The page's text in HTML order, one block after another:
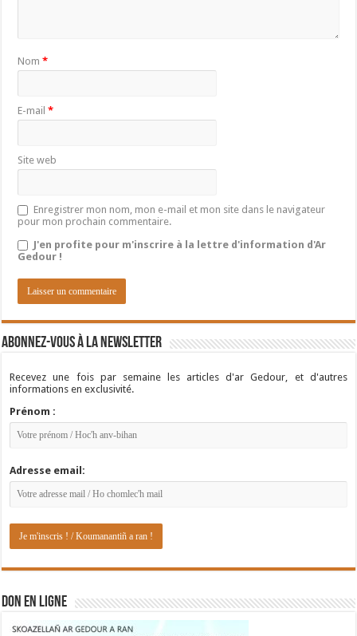
Nom*
E-mail*
Site web
Enregistrer mon nom, mon e-mail et mon site dans le navigateur
pour mon prochain commentaire.
J'en profite pour m'inscrire à la lettre d'information d'Ar
Gedour !
Abonnez-vous à la newsletter
Recevez une fois par semaine les articles d'ar Gedour, et d'autres
informations en exclusivité.
Prénom :
Adresse email:
DON EN LIGNE